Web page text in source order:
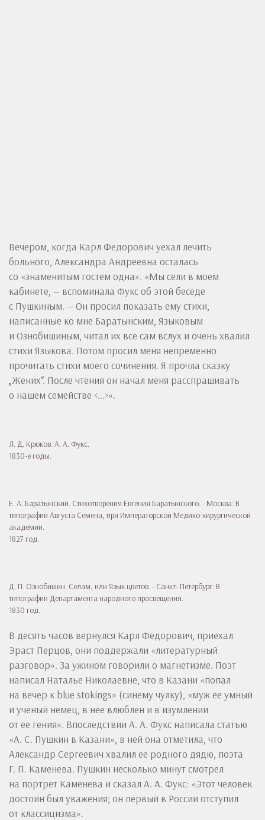
Вечером, когда Карл Федорович уехал лечить
больного, Александра Андреевна осталась
со «знаменитым гостем одна». «Мы сели в моем
кабинете, — вспоминала Фукс об этой беседе
с Пушкиным. — Он просил показать ему стихи,
написанные ко мне Баратынским, Языковым
и Ознобишиным, читал их все сам вслух и очень хвалил
стихи Языкова. Потом просил меня непременно
прочитать стихи моего сочинения. Я прочла сказку
„Жених“. После чтения он начал меня расспрашивать
о нашем семействе <...>».
Л. Д. Крюков. А. А. Фукс.
1830-е годы.
Е. А. Баратынский. Стихотворения Евгения Баратынского. - Москва: В
типографии Августа Семена, при Императорской Медико-хирургической
академии.
1827 год.
Д. П. Ознобишин. Селам, или Язык цветов. - Санкт- Петербург: В
типографии Департамента народного просвещения.
1830 год.
В десять часов вернулся Карл Федорович, приехал
Эраст Перцов, они поддержали «литературный
разговор». За ужином говорили о магнетизме. Поэт
написал Наталье Николаевне, что в Казани «попал
на вечер к blue stokings» (синему чулку), «муж ее умный
и ученый немец, в нее влюблен и в изумлении
от ее гения». Впоследствии А. А. Фукс написала статью
«А. С. Пушкин в Казани», в ней она отметила, что
Александр Сергеевич хвалил ее родного дядю, поэта
Г. П. Каменева. Пушкин несколько минут смотрел
на портрет Каменева и сказал А. А. Фукс: «Этот человек
достоин был уважения; он первый в России отступил
от классицизма».